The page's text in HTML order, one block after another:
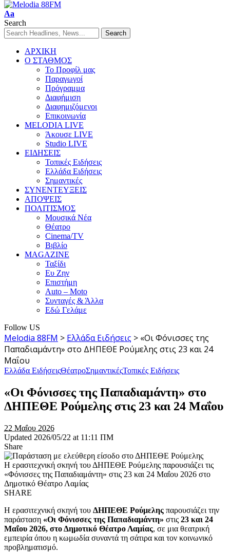
Aa
Search
ΑΡΧΙΚΗ
Ο ΣΤΑΘΜΟΣ
Το Προφίλ μας
Παραγωγοί
Πρόγραμμα
Διαφήμιση
Διαφημιζόμενοι
Επικοινωνία
MELODIA LIVE
Άκουσε LIVE
Studio LIVE
ΕΙΔΗΣΕΙΣ
Τοπικές Ειδήσεις
Ελλάδα Ειδήσεις
Σημαντικές
ΣΥΝΕΝΤΕΥΞΕΙΣ
ΑΠΟΨΕΙΣ
ΠΟΛΙΤΙΣΜΟΣ
Μουσικά Νέα
Θέατρο
Cinema/TV
Βιβλίο
MAGAZINE
Ταξίδι
Ευ Ζην
Επιστήμη
Auto – Moto
Συνταγές & Άλλα
Εδώ Γελάμε
Follow US
Melodia 88FM > Ελλάδα Ειδήσεις > «Οι Φόνισσες της
Παπαδιαμάντη» στο ΔΗΠΕΘΕ Ρούμελης στις 23 και 24
Μαΐου
Ελλάδα ΕιδήσειςΘέατροΣημαντικέςΤοπικές Ειδήσεις
«Οι Φόνισσες της Παπαδιαμάντη» στο
ΔΗΠΕΘΕ Ρούμελης στις 23 και 24 Μαΐου
22 Μαΐου 2026
Updated 2026/05/22 at 11:11 ΠΜ
Share
Η ερασιτεχνική σκηνή του ΔΗΠΕΘΕ Ρούμελης παρουσιάζει τις
«Φόνισσες της Παπαδιαμάντη» στις 23 και 24 Μαΐου 2026 στο
Δημοτικό Θέατρο Λαμίας
SHARE
Η ερασιτεχνική σκηνή του ΔΗΠΕΘΕ Ρούμελης παρουσιάζει την
παράσταση «Οι Φόνισσες της Παπαδιαμάντη» στις 23 και 24
Μαΐου 2026, στο Δημοτικό Θέατρο Λαμίας, σε μια θεατρική
εμπειρία όπου η κωμωδία συναντά τη σάτιρα και τον κοινωνικό
προβληματισμό.